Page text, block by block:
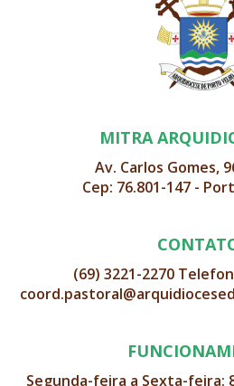
MITRA
Av. Carlos Gomes,
Cep: 76.801-147 -
(69) 3221-2270
Segunda-feira a Sexta-feira: